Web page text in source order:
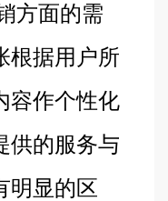
方面的需
根据用户所
容作个性化
供的服务与
明显的区